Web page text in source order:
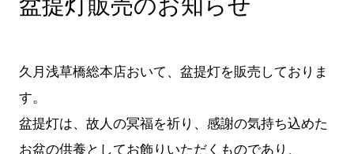
盆提灯販売のお知らせ
久月浅草橋総本店おいて、盆提灯を販売しておりま
す。
盆提灯は、故人の冥福を祈り、感謝の気持ち込めた
お盆の供養としてお飾りいただくものであり、